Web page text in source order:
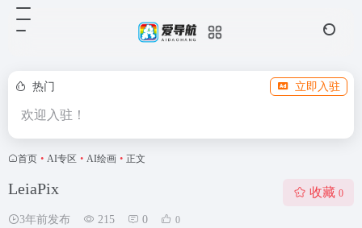
热门 立即入驻
欢迎入驻！
首页 • AI专区 • AI绘画 • 正文
LeiaPix
3年前发布 215 0 0
收藏 0